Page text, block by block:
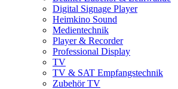
Digital Signage Player
Heimkino Sound
Medientechnik
Player & Recorder
Professional Display
TV
TV & SAT Empfangstechnik
Zubehör TV